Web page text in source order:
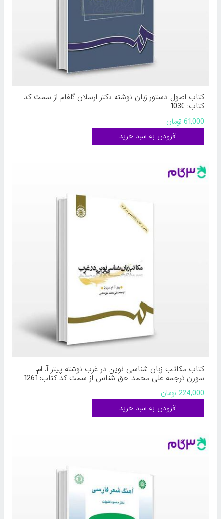
کتاب اصول دستور زبان نوشته دکتر ارسلان گلفام از سمت کد
کتاب: 1030
61,000 تومان
کتاب مکاتب زبان ‌شناسی نوین در غرب نوشته پیتر آ. ام.
سورن ترجمه علی محمد حق‌ شناس از سمت کد کتاب: 1261
224,000 تومان